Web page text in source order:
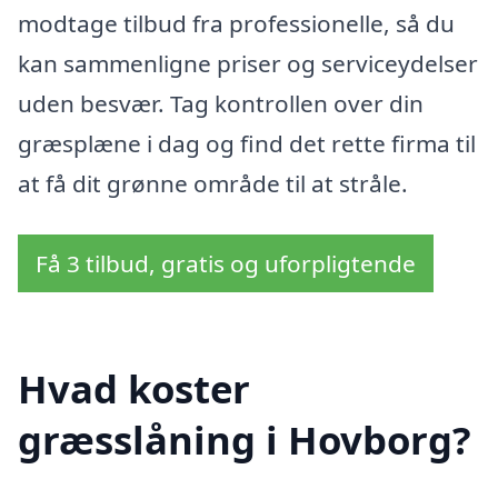
modtage tilbud fra professionelle, så du
kan sammenligne priser og serviceydelser
uden besvær. Tag kontrollen over din
græsplæne i dag og find det rette firma til
at få dit grønne område til at stråle.
Få 3 tilbud, gratis og uforpligtende
Hvad koster
græsslåning i Hovborg?